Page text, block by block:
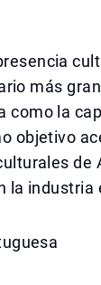
más
como la
objetivo
la industria